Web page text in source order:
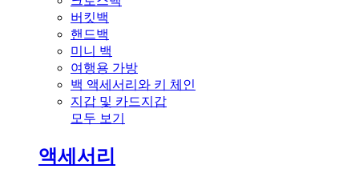
버킷백
핸드백
미니 백
여행용 가방
백 액세서리와 키 체인
지갑 및 카드지갑
모두 보기
액세서리